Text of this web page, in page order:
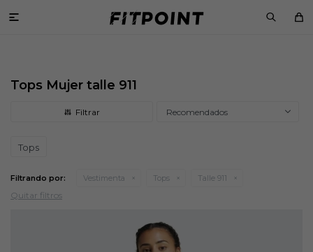

Tops Mujer talle 911
Recomendados
Tops
Filtrando por: Vestimenta Tops Talle 911
Quitar filtros